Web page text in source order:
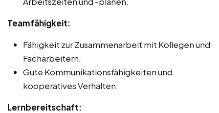
Teamfähigkeit:
Fähigkeit zur Zusammenarbeit mit Kollegen und
Facharbeitern.
Gute Kommunikationsfähigkeiten und
kooperatives Verhalten.
Lernbereitschaft: